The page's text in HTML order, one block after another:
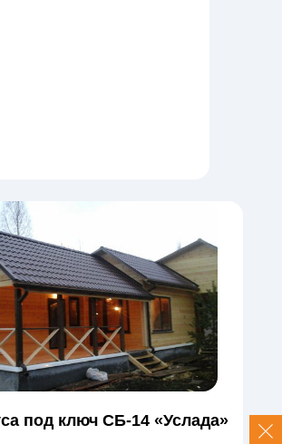
под ключ СБ-14 «Услада»